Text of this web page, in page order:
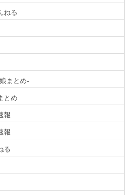
ねる
まとめ-
とめ
報
報
る